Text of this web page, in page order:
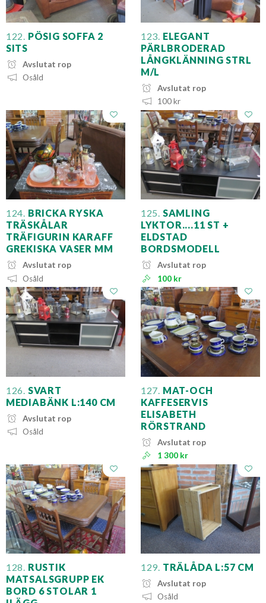
122. PÖSIG SOFFA 2
SITS
Avslutat rop
Osåld
123. ELEGANT
PÄRLBRODERAD
LÅNGKLÄNNING STRL
M/L
Avslutat rop
100 kr
124. BRICKA RYSKA
TRÄSKÅLAR
TRÄFIGURIN KARAFF
GREKISKA VASER MM
Avslutat rop
Osåld
125. SAMLING
LYKTOR....11 ST +
ELDSTAD
BORDSMODELL
Avslutat rop
100 kr
126. SVART
MEDIABÄNK L:140 CM
Avslutat rop
Osåld
127. MAT-OCH
KAFFESERVIS
ELISABETH
RÖRSTRAND
Avslutat rop
1 300 kr
128. RUSTIK
MATSALSGRUPP EK
BORD 6 STOLAR 1
129. TRÄLÅDA L:57 CM
Avslutat rop
Osåld